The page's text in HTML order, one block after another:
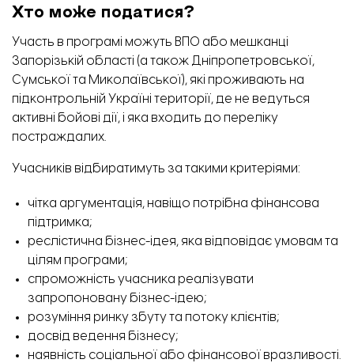
Хто може податися?
Участь в програмі можуть ВПО або мешканці
Запорізькій області (а також Дніпропетровської,
Сумської та Миколаївської), які проживають на
підконтрольній Україні території, де не ведуться
активні бойові дії, і яка входить до переліку
постраждалих.
Учасників відбиратимуть за такими критеріями:
чітка аргументація, навіщо потрібна фінансова
підтримка;
реслістична бізнес-ідея, яка відповідає умовам та
цілям програми;
спроможність учасника реалізувати
запропоновану бізнес-ідею;
розуміння ринку збуту та потоку клієнтів;
досвід ведення бізнесу;
наявність соціальної або фінансової вразливості.